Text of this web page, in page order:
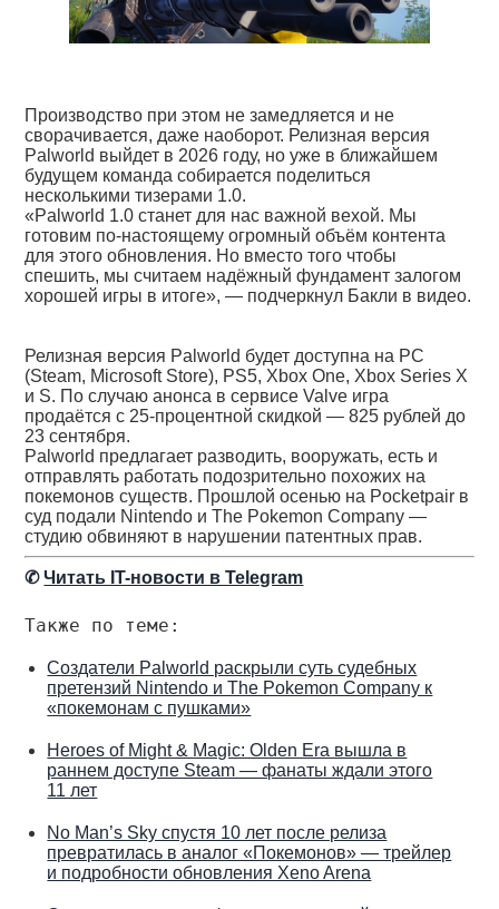
Производство при этом не замедляется и не
сворачивается, даже наоборот. Релизная версия
Palworld выйдет в 2026 году, но уже в ближайшем
будущем команда собирается поделиться
несколькими тизерами 1.0.
«Palworld 1.0 станет для нас важной вехой. Мы
готовим по-настоящему огромный объём контента
для этого обновления. Но вместо того чтобы
спешить, мы считаем надёжный фундамент залогом
хорошей игры в итоге», — подчеркнул Бакли в видео.
Релизная версия Palworld будет доступна на PC
(Steam, Microsoft Store), PS5, Xbox One, Xbox Series X
и S. По случаю анонса в сервисе Valve игра
продаётся с 25-процентной скидкой — 825 рублей до
23 сентября.
Palworld предлагает разводить, вооружать, есть и
отправлять работать подозрительно похожих на
покемонов существ. Прошлой осенью на Pocketpair в
суд подали Nintendo и The Pokemon Company —
студию обвиняют в нарушении патентных прав.
✆Читать IT-новости в Telegram
Также по теме:
Создатели Palworld раскрыли суть судебных
претензий Nintendo и The Pokemon Company к
«покемонам с пушками»
Heroes of Might & Magic: Olden Era вышла в
раннем доступе Steam — фанаты ждали этого
11 лет
No Man’s Sky спустя 10 лет после релиза
превратилась в аналог «Покемонов» — трейлер
и подробности обновления Xeno Arena